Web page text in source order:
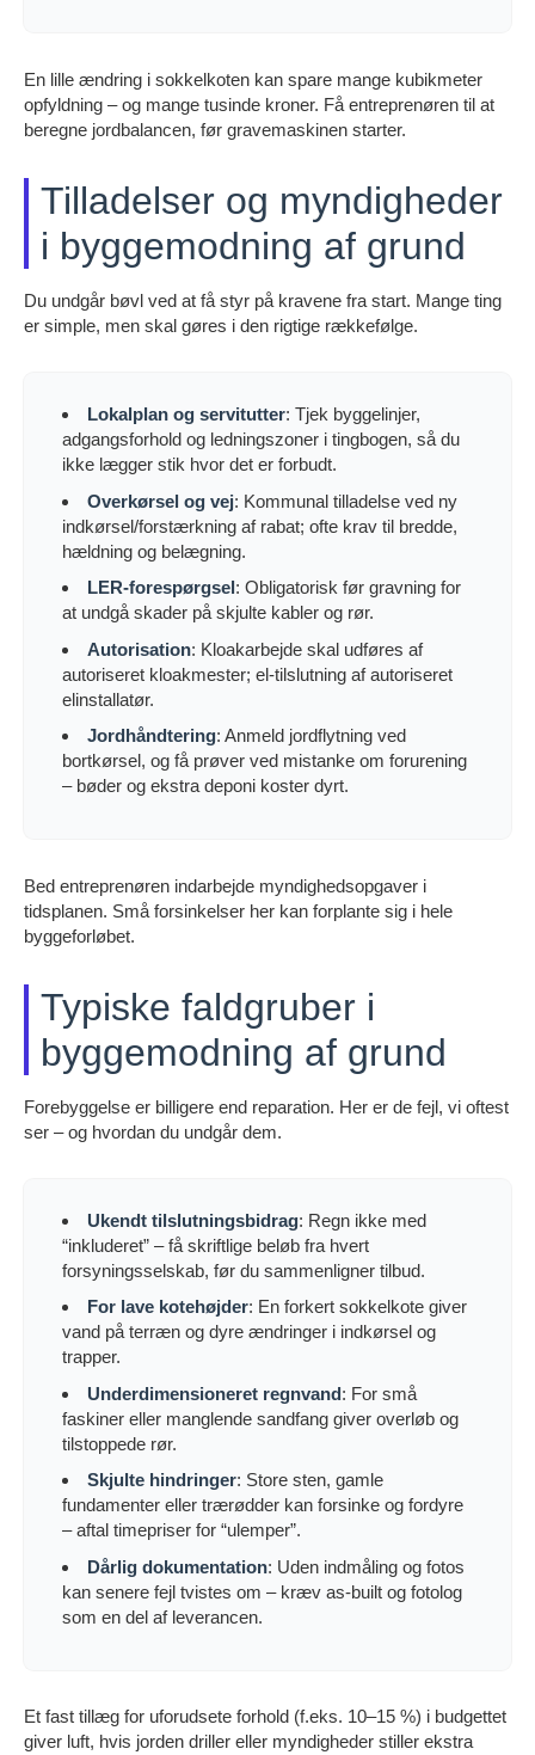
En lille ændring i sokkelkoten kan spare mange kubikmeter
opfyldning – og mange tusinde kroner. Få entreprenøren til at
beregne jordbalancen, før gravemaskinen starter.
Tilladelser og myndigheder
i byggemodning af grund
Du undgår bøvl ved at få styr på kravene fra start. Mange ting
er simple, men skal gøres i den rigtige rækkefølge.
Lokalplan og servitutter: Tjek byggelinjer,
adgangsforhold og ledningszoner i tingbogen, så du
ikke lægger stik hvor det er forbudt.
Overkørsel og vej: Kommunal tilladelse ved ny
indkørsel/forstærkning af rabat; ofte krav til bredde,
hældning og belægning.
LER-forespørgsel: Obligatorisk før gravning for
at undgå skader på skjulte kabler og rør.
Autorisation: Kloakarbejde skal udføres af
autoriseret kloakmester; el-tilslutning af autoriseret
elinstallatør.
Jordhåndtering: Anmeld jordflytning ved
bortkørsel, og få prøver ved mistanke om forurening
– bøder og ekstra deponi koster dyrt.
Bed entreprenøren indarbejde myndighedsopgaver i
tidsplanen. Små forsinkelser her kan forplante sig i hele
byggeforløbet.
Typiske faldgruber i
byggemodning af grund
Forebyggelse er billigere end reparation. Her er de fejl, vi oftest
ser – og hvordan du undgår dem.
Ukendt tilslutningsbidrag: Regn ikke med
“inkluderet” – få skriftlige beløb fra hvert
forsyningsselskab, før du sammenligner tilbud.
For lave kotehøjder: En forkert sokkelkote giver
vand på terræn og dyre ændringer i indkørsel og
trapper.
Underdimensioneret regnvand: For små
faskiner eller manglende sandfang giver overløb og
tilstoppede rør.
Skjulte hindringer: Store sten, gamle
fundamenter eller trærødder kan forsinke og fordyre
– aftal timepriser for “ulemper”.
Dårlig dokumentation: Uden indmåling og fotos
kan senere fejl tvistes om – kræv as-built og fotolog
som en del af leverancen.
Et fast tillæg for uforudsete forhold (f.eks. 10–15 %) i budgettet
giver luft, hvis jorden driller eller myndigheder stiller ekstra